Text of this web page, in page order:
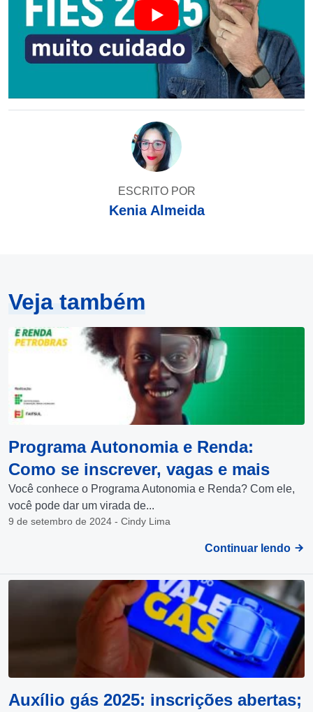
ESCRITO POR
Kenia Almeida
Veja também
Programa Autonomia e Renda:
Como se inscrever, vagas e mais
Você conhece o Programa Autonomia e Renda? Com ele,
você pode dar um virada de...
9 de setembro de 2024 - Cindy Lima
Continuar lendo
Auxílio gás 2025: inscrições abertas;